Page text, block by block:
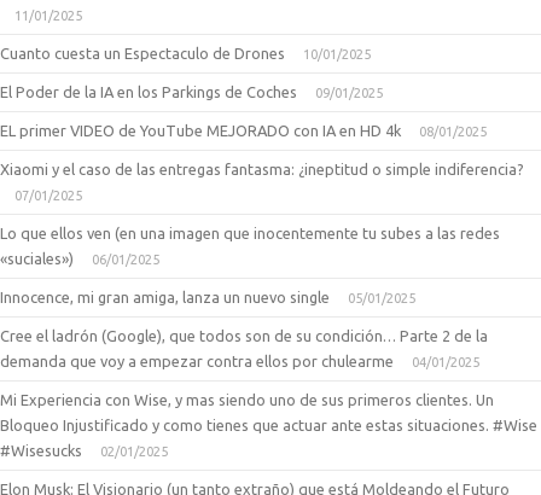
11/01/2025
Cuanto cuesta un Espectaculo de Drones 10/01/2025
El Poder de la IA en los Parkings de Coches 09/01/2025
EL primer VIDEO de YouTube MEJORADO con IA en HD 4k 08/01/2025
Xiaomi y el caso de las entregas fantasma: ¿ineptitud o simple indiferencia?
07/01/2025
Lo que ellos ven (en una imagen que inocentemente tu subes a las redes
«suciales»)
06/01/2025
Innocence, mi gran amiga, lanza un nuevo single 05/01/2025
Cree el ladrón (Google), que todos son de su condición… Parte 2 de la
demanda que voy a empezar contra ellos por chulearme
04/01/2025
Mi Experiencia con Wise, y mas siendo uno de sus primeros clientes. Un
Bloqueo Injustificado y como tienes que actuar ante estas situaciones. #Wise
#Wisesucks
02/01/2025
Elon Musk: El Visionario (un tanto extraño) que está Moldeando el Futuro